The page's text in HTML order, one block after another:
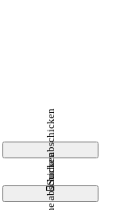
Suche abschicken
Suche abschicken